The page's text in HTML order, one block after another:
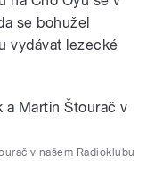
se bohužel
vydávat lezecké
v našem Radioklubu